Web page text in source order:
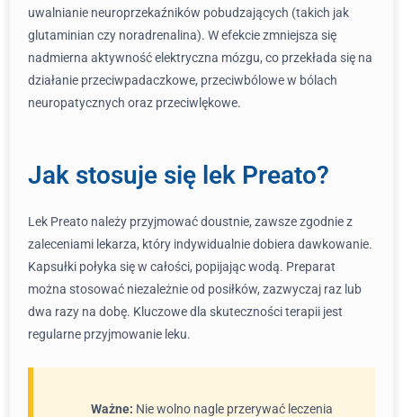
uwalnianie neuroprzekaźników pobudzających (takich jak
glutaminian czy noradrenalina). W efekcie zmniejsza się
nadmierna aktywność elektryczna mózgu, co przekłada się na
działanie przeciwpadaczkowe, przeciwbólowe w bólach
neuropatycznych oraz przeciwlękowe.
Jak stosuje się lek Preato?
Lek Preato należy przyjmować doustnie, zawsze zgodnie z
zaleceniami lekarza, który indywidualnie dobiera dawkowanie.
Kapsułki połyka się w całości, popijając wodą. Preparat
można stosować niezależnie od posiłków, zazwyczaj raz lub
dwa razy na dobę. Kluczowe dla skuteczności terapii jest
regularne przyjmowanie leku.
Ważne: Nie wolno nagle przerywać leczenia